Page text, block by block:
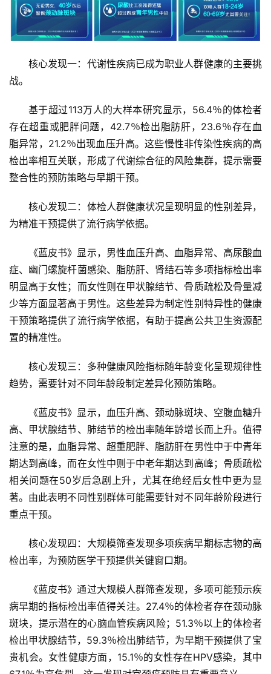
专
题
·
源
核心发现一：代谢性疾病已成为职业人群健康的主要挑
战。
基于超过113万人的大样本研究显示，56.4％的体检者
存在超重或肥胖问题，42.7％检出脂肪肝，23.6％存在血
脂异常，21.2％出现血压升高。这些慢性非传染性疾病的高
检出率相互关联，形成了代谢综合征的风险集群，提示需要
整合性的预防策略与早期干预。
核心发现二：体检人群健康状况呈现明显的性别差异，
为精准干预提供了流行病学依据。
《蓝皮书》显示，男性血压升高、血脂异常、高尿酸血
症、幽门螺旋杆菌感染、脂肪肝、肾结石等多项指标检出率
明显高于女性；而女性则在甲状腺结节、骨质疏松及骨量减
少等方面显著高于男性。这些差异为制定性别特异性的健康
干预策略提供了流行病学依据，有助于提高公共卫生资源配
置的精准性。
核心发现三：多种健康风险指标随年龄变化呈现规律性
趋势，需要针对不同年龄段制定差异化预防策略。
《蓝皮书》显示，血压升高、颈动脉斑块、空腹血糖升
高、甲状腺结节、肺结节的检出率随年龄增长而上升。值得
注意的是，血脂异常、超重肥胖、脂肪肝在男性中于中青年
期达到高峰，而在女性中则于中老年期达到高峰；骨质疏松
相关问题在50岁后急剧上升，尤其在绝经后女性中更为显
著。由此表明不同性别群体可能需要针对不同年龄阶段进行
重点干预。
核心发现四：大规模筛查发现多项疾病早期标志物的高
检出率，为预防医学干预提供关键窗口期。
《蓝皮书》通过大规模人群筛查发现，多项可能预示疾
病早期的指标检出率值得关注。27.4％的体检者存在颈动脉
斑块，提示潜在的心脑血管疾病风险；51.3％以上的体检者
检出甲状腺结节，59.3％检出肺结节，为早期干预提供了宝
贵机会。女性健康方面，15.1％的女性存在HPV感染，其中